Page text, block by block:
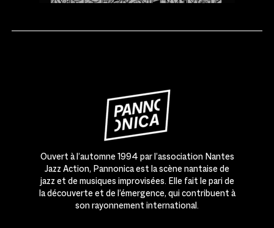
Ouvert à l’automne 1994 par l’association Nantes
Jazz Action, Pannonica est la scène nantaise de
jazz et de musiques improvisées. Elle fait le pari de
la découverte et de l’émergence, qui contribuent à
son rayonnement international.